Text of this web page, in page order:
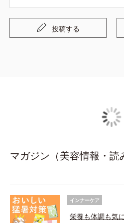
投稿する
マガジン（美容情報・読
インナーケア
栄養も体調も気